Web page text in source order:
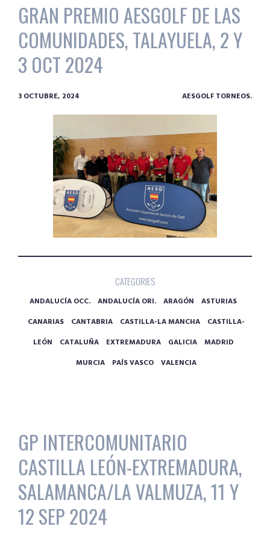
GRAN PREMIO AESGOLF DE LAS
COMUNIDADES, TALAYUELA, 2 Y
3 OCT 2024
3 OCTUBRE, 2024 AESGOLF TORNEOS.
CATEGORIES
ANDALUCÍA OCC. ANDALUCÍA ORI. ARAGÓN
ASTURIAS
CANARIAS
CANTABRIA CASTILLA-LA MANCHA
CASTILLA-
LEÓN
CATALUÑA EXTREMADURA GALICIA
MADRID
MURCIA
PAÍS VASCO VALENCIA
GP INTERCOMUNITARIO
CASTILLA LEÓN-EXTREMADURA,
SALAMANCA/LA VALMUZA, 11 Y
12 SEP 2024